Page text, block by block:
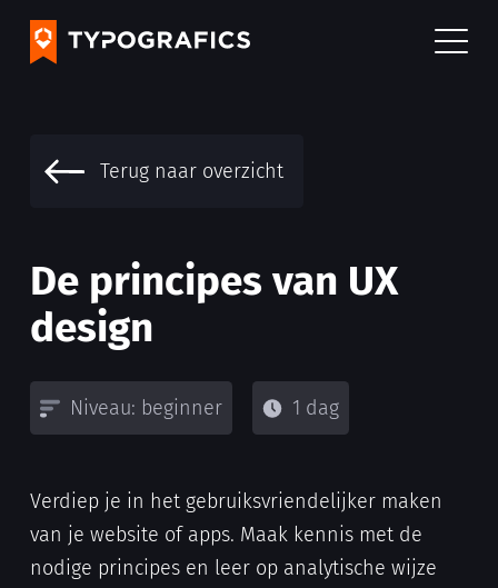
Terug naar overzicht
De principes van UX
design
Niveau: beginner 1 dag
Verdiep je in het gebruiksvriendelijker maken
van je website of apps. Maak kennis met de
nodige principes en leer op analytische wijze